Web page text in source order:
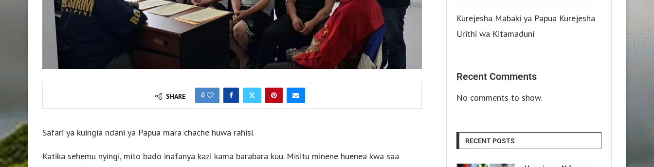
SHARE 0
Safari ya kuingia ndani ya Papua mara chache huwa rahisi.
Katika sehemu nyingi, mito bado inafanya kazi kama barabara kuu. Misitu minene huenea kwa saa
Kurejesha Mabaki ya Papua Kurejesha
Urithi wa Kitamaduni
Recent Comments
No comments to show.
RECENT POSTS